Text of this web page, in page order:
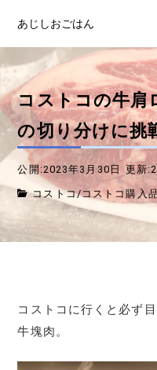
あじしおごはん
コストコの牛肩
の切り分けに挑
公開:2023年3月30日 更新
コストコ/コストコ購入
コストコに行くと必ず
牛塊肉。